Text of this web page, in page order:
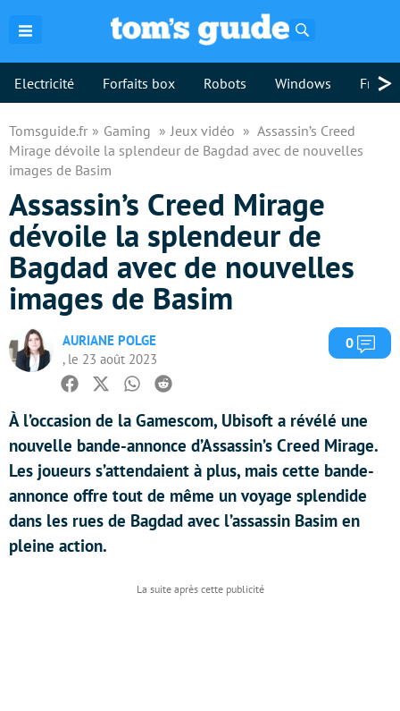
Electricité Forfaits box Robots Windows >
Tomsguide.fr Gaming Jeux vidéo
Assassin’s Creed
Mirage dévoile la splendeur de Bagdad avec de nouvelles
images de Basim
Assassin’s Creed Mirage
dévoile la splendeur de
Bagdad avec de nouvelles
images de Basim
AURIANE POLGE
, le 23 août 2023
0
Facebook
TwitterWhatsapp
Reddit
À l’occasion de la Gamescom, Ubisoft a révélé une
nouvelle bande-annonce d’Assassin’s Creed Mirage.
Les joueurs s’attendaient à plus, mais cette bande-
annonce offre tout de même un voyage splendide
dans les rues de Bagdad avec l’assassin Basim en
pleine action.